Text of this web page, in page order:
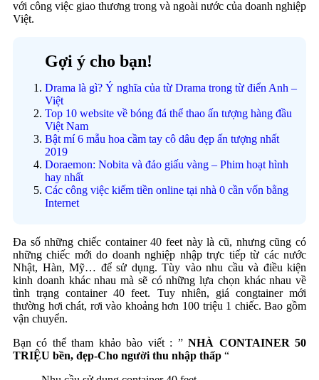
với công việc giao thương trong và ngoài nước của doanh nghiệp
Việt.
Gợi ý cho bạn!
Drama là gì? Ý nghĩa của từ Drama trong từ điển Anh –
Việt
Top 10 website về bóng đá thể thao ấn tượng hàng đầu
Việt Nam
Bật mí 6 mẫu hoa cầm tay cô dâu đẹp ấn tượng nhất
2019
Doraemon: Nobita và đảo giấu vàng – Phim hoạt hình
hay nhất
Các công việc kiếm tiền online tại nhà 0 cần vốn bằng
Internet
Đa số những chiếc container 40 feet này là cũ, nhưng cũng có
những chiếc mới do doanh nghiệp nhập trực tiếp từ các nước
Nhật, Hàn, Mỹ… để sử dụng. Tùy vào nhu cầu và điều kiện
kinh doanh khác nhau mà sẽ có những lựa chọn khác nhau về
tình trạng container 40 feet. Tuy nhiên, giá congtainer mới
thường hơi chát, rơi vào khoảng hơn 100 triệu 1 chiếc. Bao gồm
vận chuyển.
Bạn có thể tham khảo bào viết : ”NHÀ CONTAINER 50
TRIỆU bền, đẹp-Cho người thu nhập thấp “